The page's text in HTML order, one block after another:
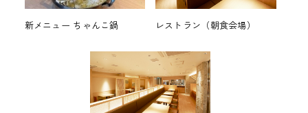
新メニュー ちゃんこ鍋 レストラン（朝食会場）